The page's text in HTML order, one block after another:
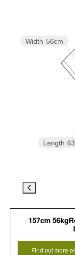
Length
Width 56cm
157cm
Find out more